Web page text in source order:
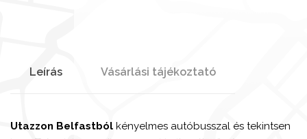
Leírás Vásárlási tájékoztató
Utazzon Belfastból kényelmes autóbusszal és tekintsen